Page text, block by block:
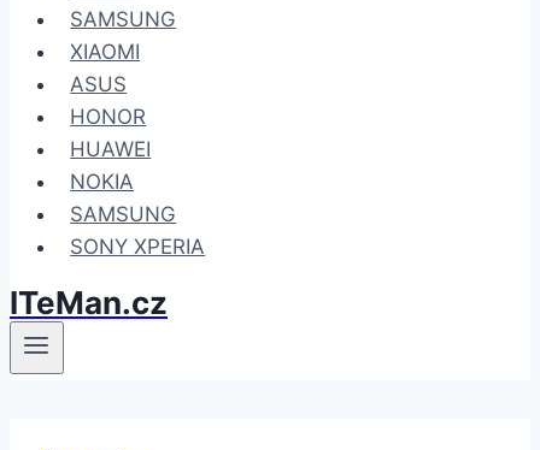
SAMSUNG
XIAOMI
ASUS
HONOR
HUAWEI
NOKIA
SAMSUNG
SONY XPERIA
ITeMan.cz